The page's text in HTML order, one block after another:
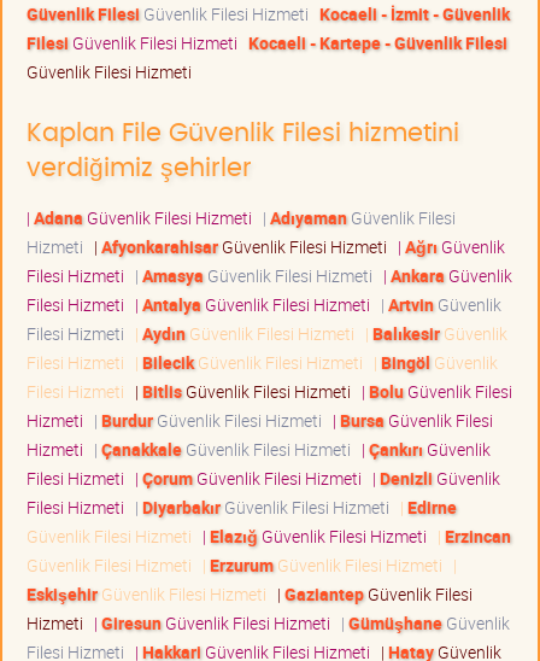
Güvenlik Filesi Güvenlik Filesi Hizmeti Kocaeli - İzmit - Güvenlik
Filesi Güvenlik Filesi Hizmeti Kocaeli - Kartepe - Güvenlik Filesi
Güvenlik Filesi Hizmeti
Kaplan File Güvenlik Filesi hizmetini
verdiğimiz şehirler
| Adana Güvenlik Filesi Hizmeti | AdıyamanGüvenlik Filesi
Hizmeti | AfyonkarahisarGüvenlik Filesi Hizmeti | Ağrı Güvenlik
Filesi Hizmeti | Amasya Güvenlik Filesi Hizmeti | Ankara Güvenlik
Filesi Hizmeti | Antalya Güvenlik Filesi Hizmeti | ArtvinGüvenlik
Filesi Hizmeti | AydınGüvenlik Filesi Hizmeti | BalıkesirGüvenlik
Filesi Hizmeti | BilecikGüvenlik Filesi Hizmeti | Bingöl Güvenlik
Filesi Hizmeti | BitlisGüvenlik Filesi Hizmeti | BoluGüvenlik Filesi
Hizmeti | BurdurGüvenlik Filesi Hizmeti | Bursa Güvenlik Filesi
Hizmeti | ÇanakkaleGüvenlik Filesi Hizmeti | Çankırı Güvenlik
Filesi Hizmeti | ÇorumGüvenlik Filesi Hizmeti | Denizli Güvenlik
Filesi Hizmeti | DiyarbakırGüvenlik Filesi Hizmeti | Edirne
Güvenlik Filesi Hizmeti | Elazığ Güvenlik Filesi Hizmeti | Erzincan
Güvenlik Filesi Hizmeti | ErzurumGüvenlik Filesi Hizmeti |
EskişehirGüvenlik Filesi Hizmeti | GaziantepGüvenlik Filesi
Hizmeti | GiresunGüvenlik Filesi Hizmeti | GümüşhaneGüvenlik
Filesi Hizmeti | Hakkari Güvenlik Filesi Hizmeti | HatayGüvenlik